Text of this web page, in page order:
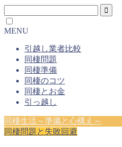
MENU
引越し業者比較
同棲問題
同棲準備
同棲のコツ
同棲とお金
引っ越し
同棲生活～準備と心構え～
同棲問題と失敗回避